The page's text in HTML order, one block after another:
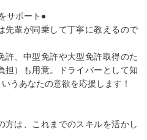
サポート●
先輩が同乗して丁寧に教えるので
許、中型免許や大型免許取得のた
担）も用意。ドライバーとして知
うあなたの意欲を応援します！
方は、これまでのスキルを活かし